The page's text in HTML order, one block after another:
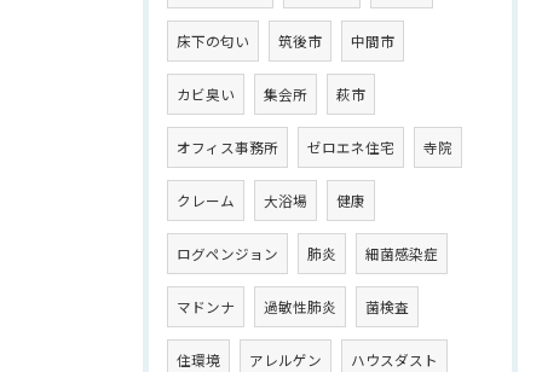
床下の匂い 筑後市 中間市
カビ臭い 集会所 萩市
オフィス事務所 ゼロエネ住宅 寺院
クレーム 大浴場 健康
ログペンジョン 肺炎 細菌感染症
マドンナ 過敏性肺炎 菌検査
住環境 アレルゲン ハウスダスト